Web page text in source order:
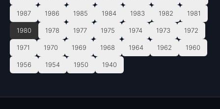
1987 1986 1985 1984 1983 1982 1981
1980 1978 1977 1975 1974 1973 1972
1971 1970 1969 1968 1964 1962 1960
1956 1954 1950 1940